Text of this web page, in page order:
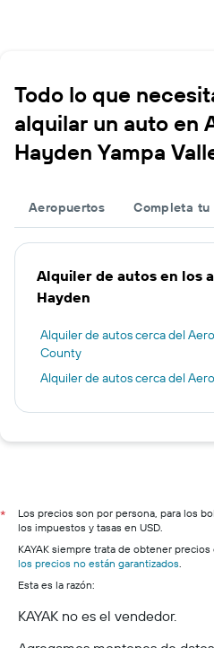
Todo lo que
alquilar un auto en
Hayden Yampa
Aeropuertos Completa tu
Alquiler de autos en los
Hayden
Alquiler de autos cerca del
County
Alquiler de autos cerca del
*
Los precios son por persona, para los
los impuestos y tasas en USD.
KAYAK siempre trata de obtener precios
los precios no están garantizados
Esta es la razón:
KAYAK no es el vendedor.